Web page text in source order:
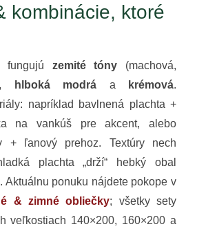
kombinácie, ktoré
fungujú zemité tóny (machová,
hlboká modrá a krémová.
napríklad bavlnená plachta +
na vankúš pre akcent, alebo
+ ľanový prehoz. Textúry nech
plachta „drží“ hebký obal
Aktuálnu ponuku nájdete pokope v
& zimné obliečky; všetky sety
veľkostiach 140×200, 160×200 a